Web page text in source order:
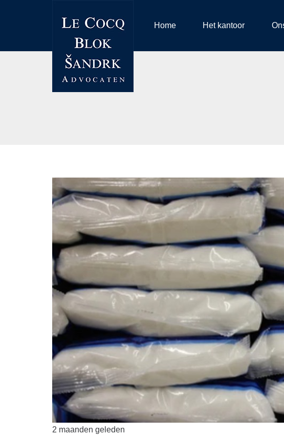
Home Het kantoor
2 maanden geleden